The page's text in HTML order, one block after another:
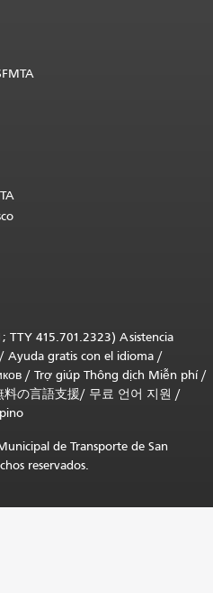
TTY 415.701.2323) Asistencia
/ Ayuda gratis con el idioma /
/ Trợ giúp Thông dịch Miễn phí/
料の言語支援/ 무료 언어 지원 /
de Transporte de San
reservados.